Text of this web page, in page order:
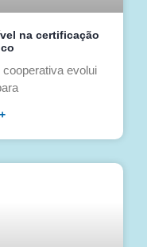
na certificação
evolui